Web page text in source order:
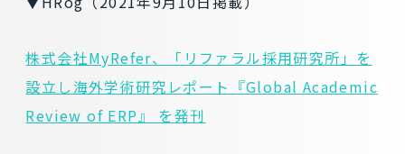
株式会社MyRefer、「リファラル採用研究所」を
設立し海外学術研究レポート『Global Academic
Review of ERP』 を発刊